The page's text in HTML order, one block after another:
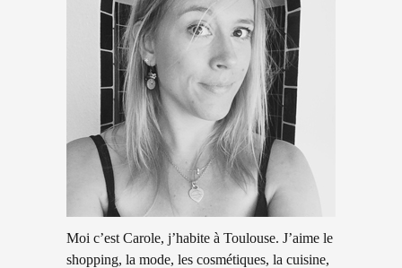
Moi c’est Carole, j’habite à Toulouse. J’aime le
shopping, la mode, les cosmétiques, la cuisine,